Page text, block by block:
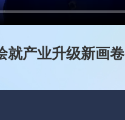
就产业升级新画卷